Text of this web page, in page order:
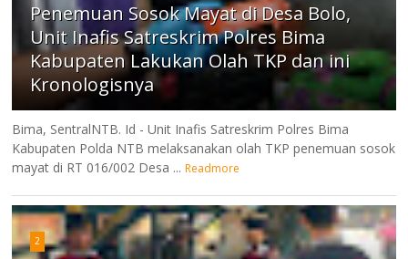
Penemuan Sosok Mayat di Desa Bolo,
Unit Inafis Satreskrim Polres Bima
Kabupaten Lakukan Olah TKP dan ini
Kronologisnya
Bima, SentralNTB. Id - Unit Inafis Satreskrim Polres Bima
Kabupaten Polda NTB melaksanakan olah TKP penemuan sosok
mayat di RT 016/002 Desa ... Readmore
2